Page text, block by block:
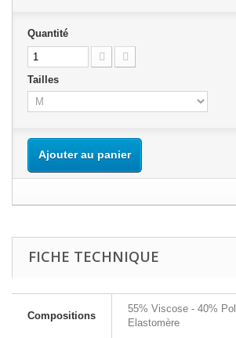
Quantité
Tailles
Ajouter au panier
FICHE TECHNIQUE
Compositions
55% Viscose - 40%
Elastomère